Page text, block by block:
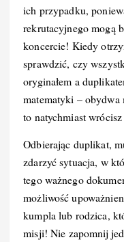
ich przypadku,
rekrutacyjnego mogą
koncercie! Kiedy
sprawdzić, czy
oryginałem a
matematyki – obydwa
to natychmiast
Odbierając duplikat,
zdarzyć sytuacja, w
tego ważnego
możliwość
kumpla lub rodzica,
misji! Nie zapomnij